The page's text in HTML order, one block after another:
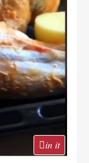
in it